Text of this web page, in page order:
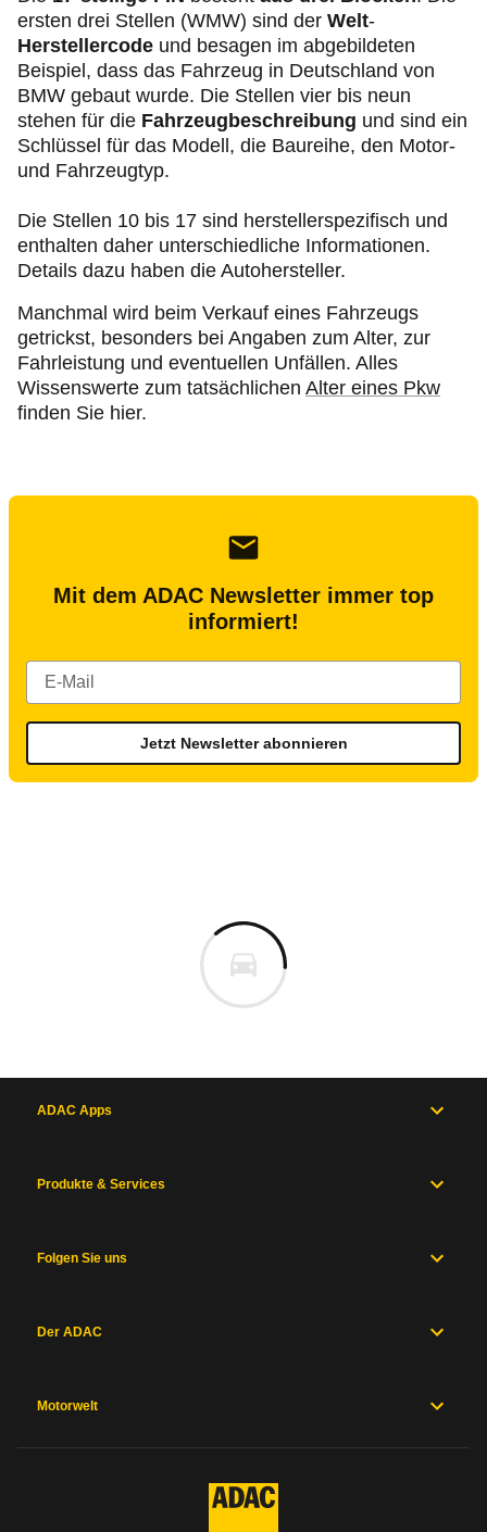
ersten drei Stellen (WMW) sind der Welt-
Herstellercode und besagen im abgebildeten
Beispiel, dass das Fahrzeug in Deutschland von
BMW gebaut wurde. Die Stellen vier bis neun
stehen für die Fahrzeugbeschreibung und sind ein
Schlüssel für das Modell, die Baureihe, den Motor-
und Fahrzeugtyp.
Die Stellen 10 bis 17 sind herstellerspezifisch und
enthalten daher unterschiedliche Informationen.
Details dazu haben die Autohersteller.
Manchmal wird beim Verkauf eines Fahrzeugs
getrickst, besonders bei Angaben zum Alter, zur
Fahrleistung und eventuellen Unfällen. Alles
Wissenswerte zum tatsächlichen Alter eines Pkw
finden Sie hier.
Mit dem ADAC Newsletter immer top
informiert!
Jetzt Newsletter abonnieren
ADAC Apps
Produkte & Services
Folgen Sie uns
Der ADAC
Motorwelt